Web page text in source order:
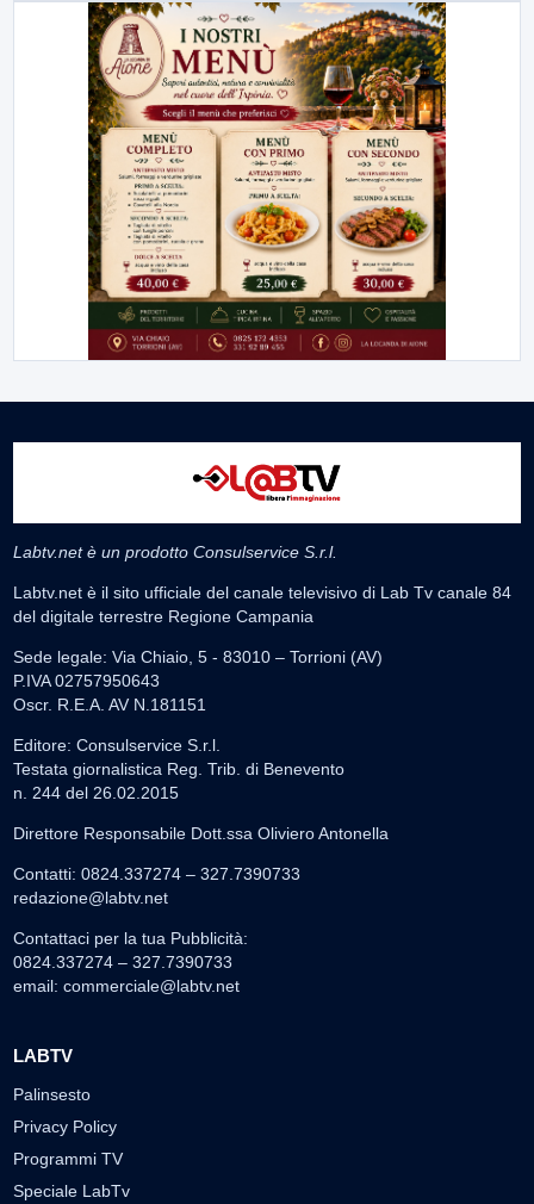
Labtv.net è un prodotto Consulservice S.r.l.
Labtv.net è il sito ufficiale del canale televisivo di Lab Tv canale 84
del digitale terrestre Regione Campania
Sede legale: Via Chiaio, 5 - 83010 – Torrioni (AV)
P.IVA 02757950643
Oscr. R.E.A. AV N.181151
Editore: Consulservice S.r.l.
Testata giornalistica Reg. Trib. di Benevento
n. 244 del 26.02.2015
Direttore Responsabile Dott.ssa Oliviero Antonella
Contatti: 0824.337274 – 327.7390733
redazione@labtv.net
Contattaci per la tua Pubblicità:
0824.337274 – 327.7390733
email: commerciale@labtv.net
LABTV
Palinsesto
Privacy Policy
Programmi TV
Speciale LabTv